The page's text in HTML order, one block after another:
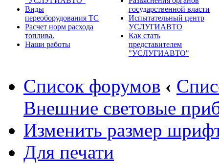
Виды
переоборудования ТС
Расчет норм расхода
топлива.
Наши работы
государственной власти
Испытательный центр
УСЛУГИАВТО
Как стать
представителем
"УСЛУГИАВТО"
Список форумов ‹
Внешние световые
Изменить размер
Для печати